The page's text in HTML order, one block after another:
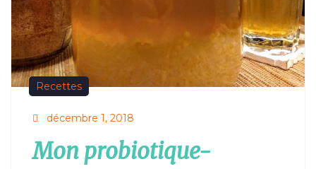
Recettes
décembre 1, 2018
Mon probiotique-